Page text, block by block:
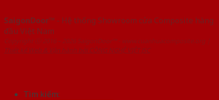
SaigonDoor™ - Hệ thống Showroom cửa Composite hàng
đầu Việt Nam
Copyright ⓒ 2016 – 2026 SaigonDoor™ - www.cuanhuacomposite.org |
Thiết kế Web & Vận hành bởi CÔNG NGHỆ VIỆT JSC
Tìm kiếm: